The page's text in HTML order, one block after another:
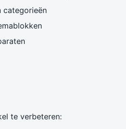
categorieën
te verbeteren: